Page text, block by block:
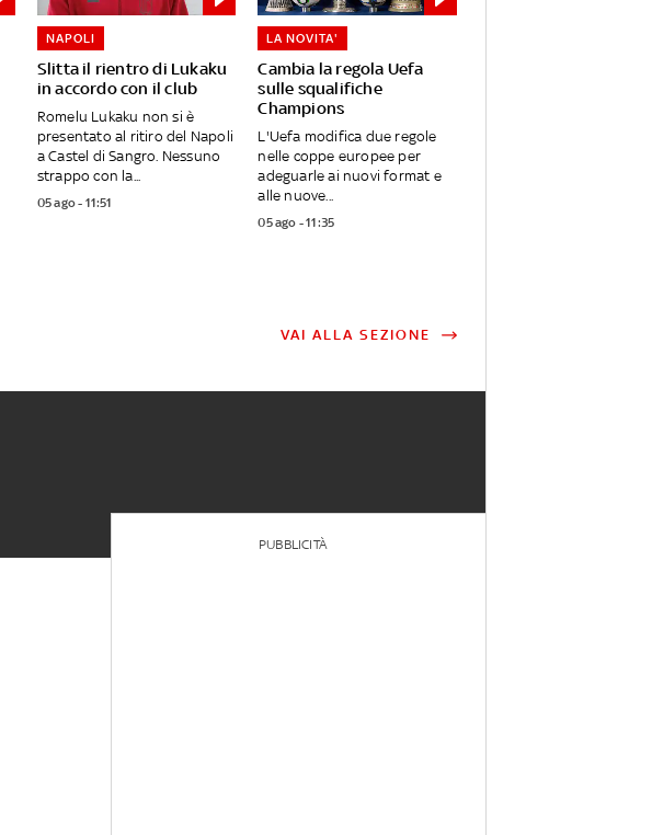
Slitta il rientro di Lukaku
in accordo con il club
NAPOLI
Romelu Lukaku non si è
presentato al ritiro del Napoli
a Castel di Sangro. Nessuno
strappo con la...
05 ago - 11:51
Cambia la regola Uefa
sulle squalifiche
Champions
LA NOVITA'
L'Uefa modifica due regole
nelle coppe europee per
adeguarle ai nuovi format e
alle nuove...
05 ago - 11:35
VAI ALLA SEZIONE
PUBBLICITÀ